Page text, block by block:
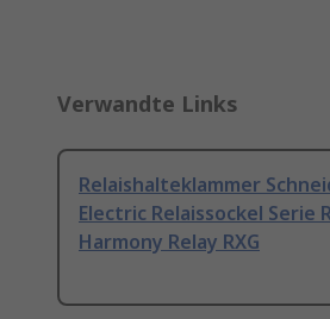
Verwandte Links
Relaishalteklammer
Electric Relaissockel Serie
Harmony Relay RXG